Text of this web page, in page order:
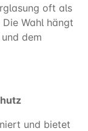
oft als
Wahl hängt
dem
und bietet